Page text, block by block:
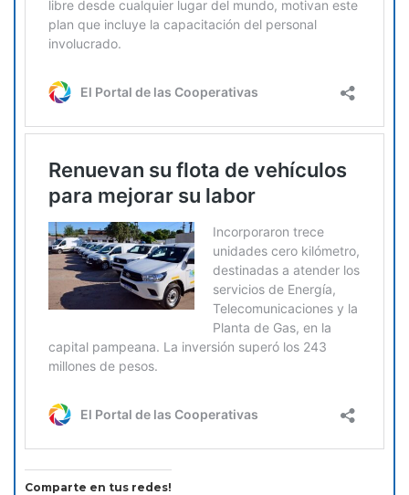
Comparte en tus redes!